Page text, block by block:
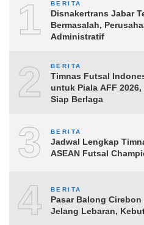
1 BERITA
Disnakertrans Jabar
Bermasalah,
Administratif
2 BERITA
Timnas Futsal
untuk Piala AFF
Siap Berlaga
3 BERITA
Jadwal Lengkap
ASEAN Futsal
4 BERITA
Pasar Balong
Jelang Lebaran,